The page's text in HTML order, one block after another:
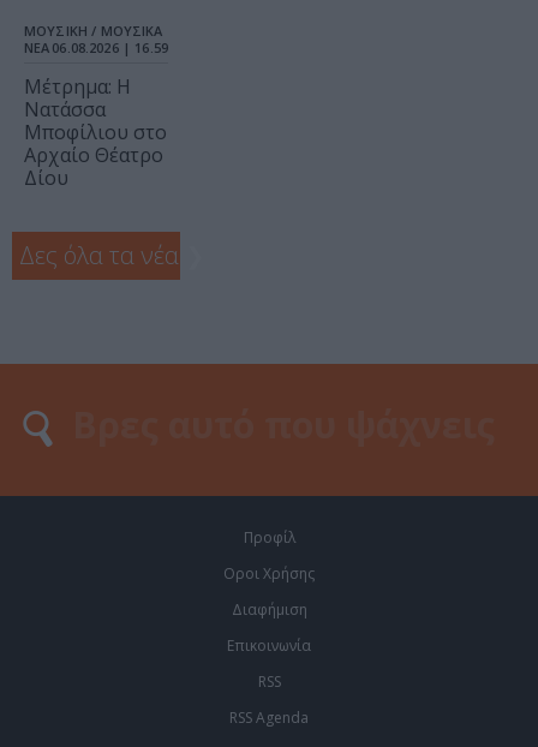
ΜΟΥΣΙΚΗ / ΜΟΥΣΙΚΑ
ΝΕΑ 06.08.2026 | 16.59
Μέτρημα: Η
Νατάσσα
Μποφίλιου στο
Αρχαίο Θέατρο
Δίου
Δες όλα τα νέα
Προφίλ
Οροι Χρήσης
Διαφήμιση
Επικοινωνία
RSS
RSS Agenda